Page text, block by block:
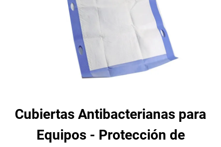
Cubiertas Antibacterianas para
Equipos - Protección de